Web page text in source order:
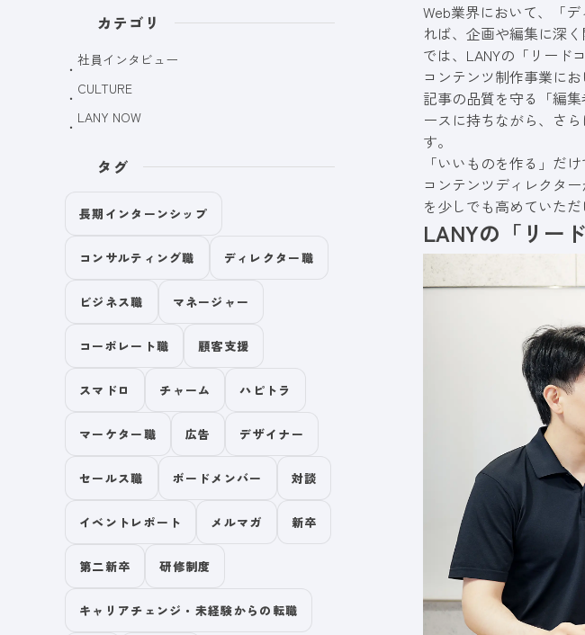
Web業界において、「
れば、企画や編集に深
では、LANYの「リード
コンテンツ制作事業に
記事の品質を守る「編
ースに持ちながら、さ
す。
「いいものを作る」だ
コンテンツディレクタ
を少しでも高めていただ
LANYの「リー
カテゴリ
社員インタビュー
CULTURE
LANY NOW
タグ
長期インターンシップ
コンサルティング職 ディレクター職
ビジネス職 マネージャー
コーポレート職 顧客支援
スマドロ チャーム ハピトラ
マーケター職 広告 デザイナー
セールス職 ボードメンバー 対談
イベントレポート メルマガ 新卒
第二新卒 研修制度
キャリアチェンジ・未経験からの転職